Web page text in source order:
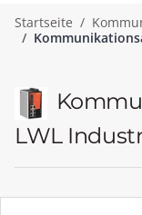
Startseite
LWL